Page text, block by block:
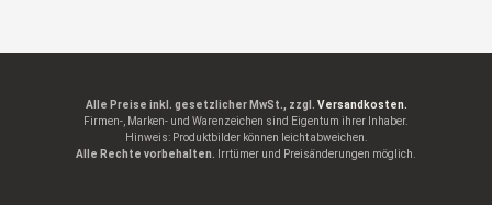
Alle Preise inkl. gesetzlicher MwSt., zzgl. Versandkosten.
Firmen-, Marken- und Warenzeichen sind Eigentum ihrer Inhaber.
Hinweis: Produktbilder können leicht abweichen.
Alle Rechte vorbehalten. Irrtümer und Preisänderungen möglich.